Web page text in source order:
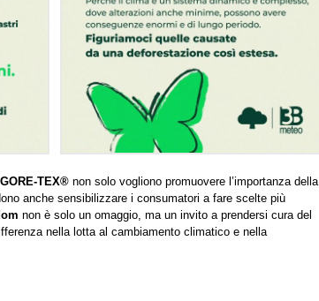
GORE-TEX® non solo vogliono promuovere l’importanza della
anche sensibilizzare i consumatori a fare scelte più
non è solo un omaggio, ma un invito a prendersi cura del
nella lotta al cambiamento climatico e nella